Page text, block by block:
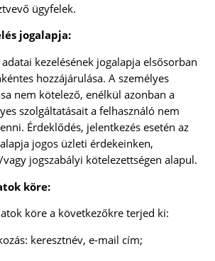
ügyfelek.
jogalapja:
kezelésének jogalapja elsősorban
hozzájárulása. A személyes
nem kötelező, enélkül azonban a
szolgáltatásait a felhasználó nem
Érdeklődés, jelentkezés esetén az
jogos üzleti érdekeinken,
jogszabályi kötelezettségen alapul.
köre:
köre a következőkre terjed ki:
keresztnév, e-mail cím;